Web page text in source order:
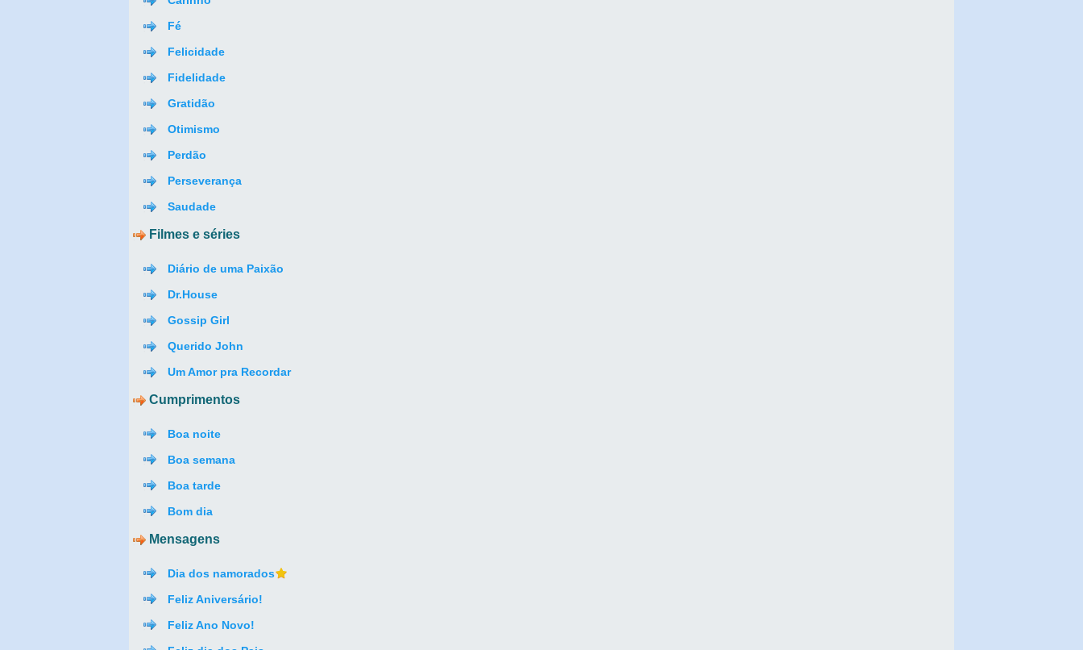
Fé
Felicidade
Fidelidade
Gratidão
Otimismo
Perdão
Perseverança
Saudade
Filmes e séries
Diário de uma Paixão
Dr.House
Gossip Girl
Querido John
Um Amor pra Recordar
Cumprimentos
Boa noite
Boa semana
Boa tarde
Bom dia
Mensagens
Dia dos namorados
Feliz Aniversário!
Feliz Ano Novo!